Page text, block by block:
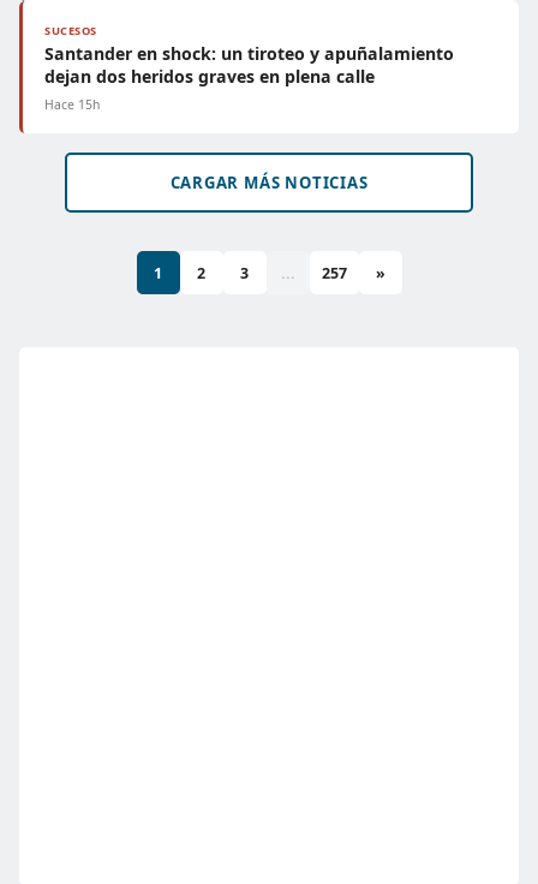
SUCESOS
Santander en shock: un tiroteo y apuñalamiento
dejan dos heridos graves en plena calle
Hace 15h
CARGAR MÁS NOTICIAS
1 2 3 ... 257 »